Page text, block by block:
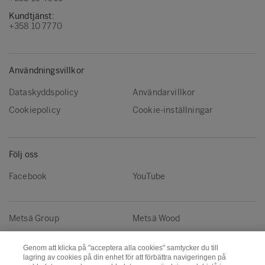
Kundtjänst:
+358 10 7770
Användningsvillkor
Dataskyddspolicy
Användarvillkor
Cookiepolicy
Cookie-inställningar
Följ oss
Facebook YouTube
Metsä Group
Metsä Wood
Metsä Tissue
Metsä Spring
Genom att klicka på "acceptera alla cookies" samtycker du till
lagring av cookies på din enhet för att förbättra navigeringen på